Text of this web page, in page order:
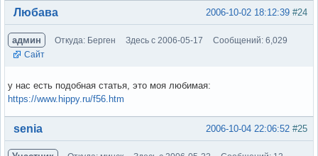
Вне форума #24
2006-10-02 18:12:39
Любава
админ Откуда: Берген Здесь с 2006-05-17
Сообщений: 6,029
Сайт
у нас есть подобная статья, это моя любимая:
https://www.hippy.ru/f56.htm
Вне форума #25
2006-10-04 22:06:52
senia